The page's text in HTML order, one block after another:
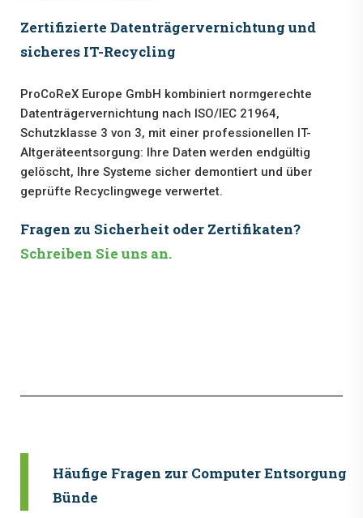
Zertifizierte Datenträgervernichtung und
sicheres IT-Recycling
ProCoReX Europe GmbH kombiniert normgerechte
Datenträgervernichtung nach ISO/IEC 21964,
Schutzklasse 3 von 3, mit einer professionellen IT-
Altgeräteentsorgung: Ihre Daten werden endgültig
gelöscht, Ihre Systeme sicher demontiert und über
geprüfte Recyclingwege verwertet.
Fragen zu Sicherheit oder Zertifikaten?
Schreiben Sie uns an.
Häufige Fragen zur Computer Entsorgung
Bünde